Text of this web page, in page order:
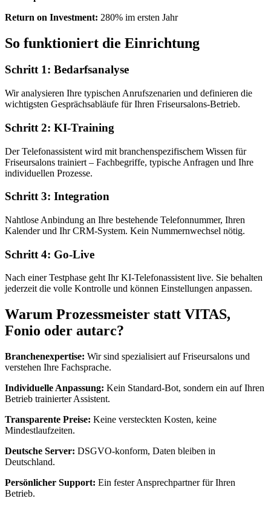
Return on Investment: 280% im ersten Jahr
So funktioniert die Einrichtung
Schritt 1: Bedarfsanalyse
Wir analysieren Ihre typischen Anrufszenarien und definieren die
wichtigsten Gesprächsabläufe für Ihren Friseursalons-Betrieb.
Schritt 2: KI-Training
Der Telefonassistent wird mit branchenspezifischem Wissen für
Friseursalons trainiert – Fachbegriffe, typische Anfragen und Ihre
individuellen Prozesse.
Schritt 3: Integration
Nahtlose Anbindung an Ihre bestehende Telefonnummer, Ihren
Kalender und Ihr CRM-System. Kein Nummernwechsel nötig.
Schritt 4: Go-Live
Nach einer Testphase geht Ihr KI-Telefonassistent live. Sie behalten
jederzeit die volle Kontrolle und können Einstellungen anpassen.
Warum Prozessmeister statt VITAS,
Fonio oder autarc?
Branchenexpertise: Wir sind spezialisiert auf Friseursalons und
verstehen Ihre Fachsprache.
Individuelle Anpassung: Kein Standard-Bot, sondern ein auf Ihren
Betrieb trainierter Assistent.
Transparente Preise: Keine versteckten Kosten, keine
Mindestlaufzeiten.
Deutsche Server: DSGVO-konform, Daten bleiben in
Deutschland.
Persönlicher Support: Ein fester Ansprechpartner für Ihren
Betrieb.